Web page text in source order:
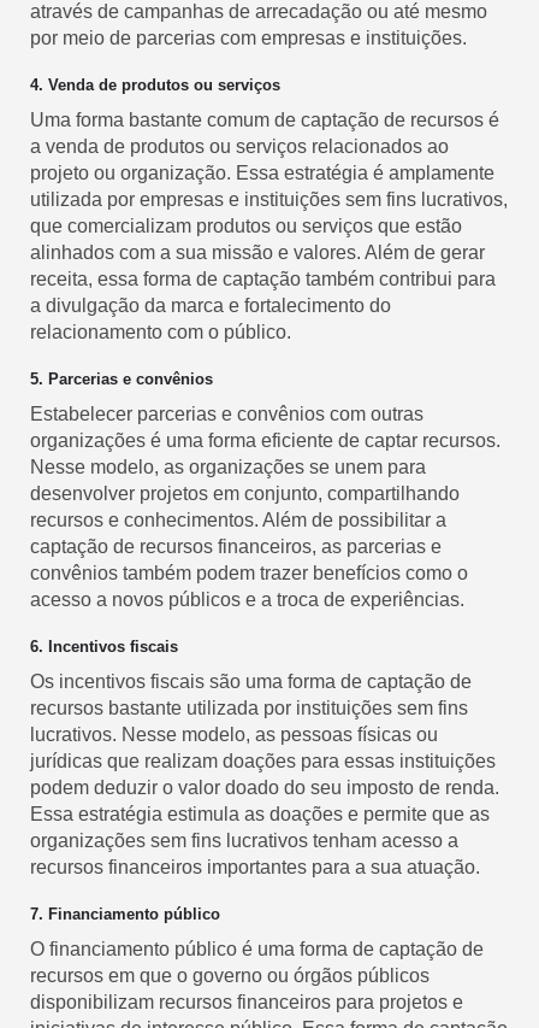
através de campanhas de arrecadação ou até mesmo
por meio de parcerias com empresas e instituições.
4. Venda de produtos ou serviços
Uma forma bastante comum de captação de recursos é
a venda de produtos ou serviços relacionados ao
projeto ou organização. Essa estratégia é amplamente
utilizada por empresas e instituições sem fins lucrativos,
que comercializam produtos ou serviços que estão
alinhados com a sua missão e valores. Além de gerar
receita, essa forma de captação também contribui para
a divulgação da marca e fortalecimento do
relacionamento com o público.
5. Parcerias e convênios
Estabelecer parcerias e convênios com outras
organizações é uma forma eficiente de captar recursos.
Nesse modelo, as organizações se unem para
desenvolver projetos em conjunto, compartilhando
recursos e conhecimentos. Além de possibilitar a
captação de recursos financeiros, as parcerias e
convênios também podem trazer benefícios como o
acesso a novos públicos e a troca de experiências.
6. Incentivos fiscais
Os incentivos fiscais são uma forma de captação de
recursos bastante utilizada por instituições sem fins
lucrativos. Nesse modelo, as pessoas físicas ou
jurídicas que realizam doações para essas instituições
podem deduzir o valor doado do seu imposto de renda.
Essa estratégia estimula as doações e permite que as
organizações sem fins lucrativos tenham acesso a
recursos financeiros importantes para a sua atuação.
7. Financiamento público
O financiamento público é uma forma de captação de
recursos em que o governo ou órgãos públicos
disponibilizam recursos financeiros para projetos e